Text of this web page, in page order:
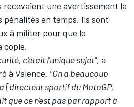
recevaient une avertissement la
pénalités en temps. Ils sont
à militer pour que le
copie.
c'était l'unique sujet", a
à Valence. "On a beaucoup
[directeur sportif du MotoGP,
que ce n'est pas par rapport à